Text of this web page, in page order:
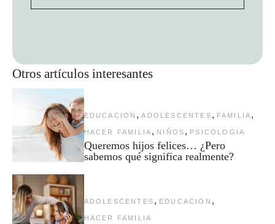
Otros artículos interesantes
EDUCACION , ADOLESCENTES , FAMILIA ,
HACER FAMILIA , NIÑOS , PSICOLOGIA
Queremos hijos felices… ¿Pero
sabemos qué significa realmente?
ADOLESCENTES , EDUCACION ,
HACER FAMILIA